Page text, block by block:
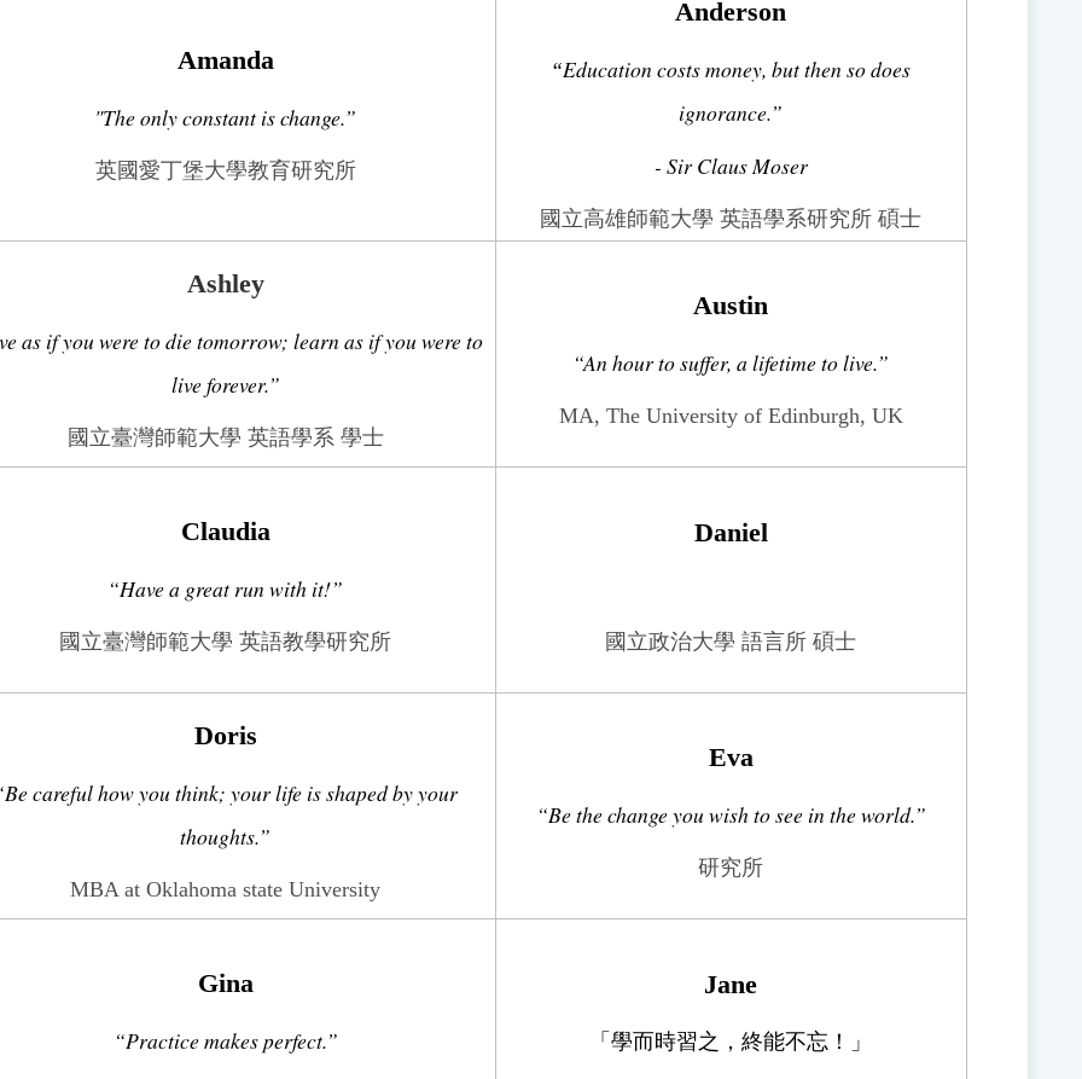
Amanda
"The only constant is change.”
英國愛丁堡大學教育研究所
Anderson
“Education costs money, but then so does
ignorance.”
- Sir Claus Moser
國立高雄師範大學 英語學系研究所 碩士
Ashley
as if you were to die tomorrow; learn as if you were to
live forever.”
國立臺灣師範大學 英語學系 學士
Austin
“An hour to suffer, a lifetime to live.”
MA, The University of Edinburgh, UK
Claudia
“Have a great run with it!”
國立臺灣師範大學 英語教學研究所
Daniel
國立政治大學 語言所 碩士
Doris
careful how you think; your life is shaped by your
thoughts.”
MBA at Oklahoma state University
Eva
“Be the change you wish to see in the world.”
研究所
Gina
“Practice makes perfect.”
Jane
「學而時習之，終能不忘！」